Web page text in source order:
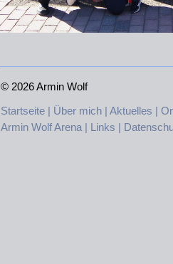
© 2026 Armin Wolf
Startseite | Über mich | Aktuelles |
Armin Wolf Arena | Links |